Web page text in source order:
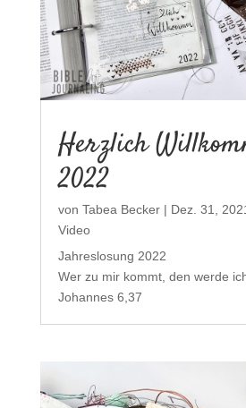
Herzlich
2022
von Tabea Becker| Dez. 31,
Video
Jahreslosung 2022
Wer zu mir kommt, den werde
Johannes 6,37